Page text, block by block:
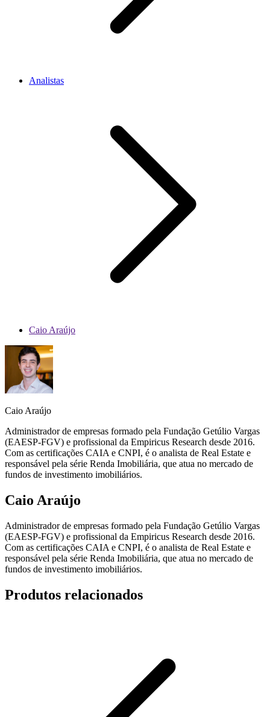
Analistas
Caio Araújo
Caio Araújo
Administrador de empresas formado pela Fundação Getúlio Vargas
(EAESP-FGV) e profissional da Empiricus Research desde 2016.
Com as certificações CAIA e CNPI, é o analista de Real Estate e
responsável pela série Renda Imobiliária, que atua no mercado de
fundos de investimento imobiliários.
Caio Araújo
Administrador de empresas formado pela Fundação Getúlio Vargas
(EAESP-FGV) e profissional da Empiricus Research desde 2016.
Com as certificações CAIA e CNPI, é o analista de Real Estate e
responsável pela série Renda Imobiliária, que atua no mercado de
fundos de investimento imobiliários.
Produtos relacionados